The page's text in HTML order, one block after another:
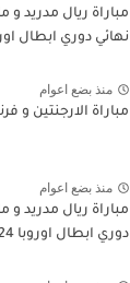
نهائي دوري ابطال اوروبا
منذ بضع اعوام
مباراة الارجنتين و
منذ بضع اعوام
مباراة ريال مدريد
دوري ابطال اوروبا 2023/2024